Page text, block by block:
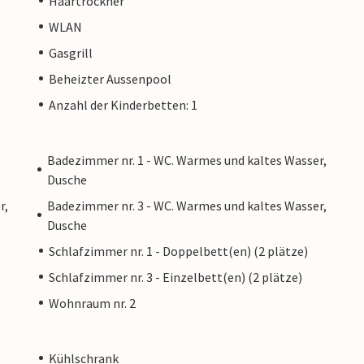
Schlafzimmer sind recht geräumig, mit
eingerichtet. Handverlesene
einen eigenen warmen, individuellen
Schlaf in dieser unglaublich angenehmen
Design des restlichen Hauses kommt auch
über ein modernes Design, sind
befindet, ist eine dünn besiedelte
viel Platz und ein hohes Maß an Privatsphäre,
fantastischen Ferienhaus zweifellos zu
es tatsächlich nur wenige Schritte bis zum
Kiosk sind es nur wenige Gehminuten. In der
die hier auch in der Touristenhochsaison
in diesem Teil Mallorcas so reizvoll.
Bedarfs einzukaufen, begeben Sie sich
WLAN
Gasgrill
Beheizter Aussenpool
Anzahl der Kinderbetten: 1
Badezimmer nr. 1 - WC. Warmes und kaltes Wasser,
Dusche
Badezimmer nr. 3 - WC. Warmes und kaltes Wasser,
Dusche
Schlafzimmer nr. 1 - Doppelbett(en) (2 plätze)
Schlafzimmer nr. 3 - Einzelbett(en) (2 plätze)
Wohnraum nr. 2
Kühlschrank